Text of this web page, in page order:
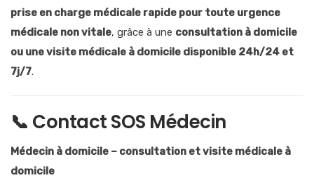
prise en charge médicale rapide pour toute urgence
médicale non vitale, grâce à une consultation à domicile
ou une visite médicale à domicile disponible 24h/24 et
7j/7.
📞 Contact SOS Médecin
Médecin à domicile – consultation et visite médicale à
domicile